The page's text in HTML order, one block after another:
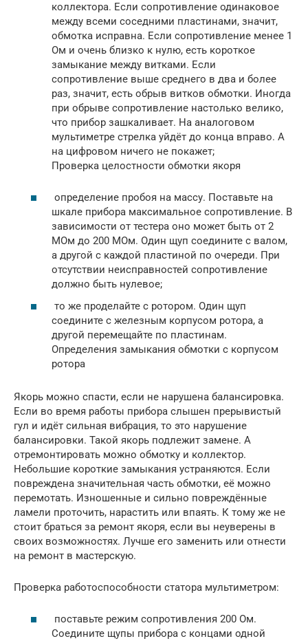
коллектора. Если сопротивление одинаковое
между всеми соседними пластинами, значит,
обмотка исправна. Если сопротивление менее 1
Ом и очень близко к нулю, есть короткое
замыкание между витками. Если
сопротивление выше среднего в два и более
раз, значит, есть обрыв витков обмотки. Иногда
при обрыве сопротивление настолько велико,
что прибор зашкаливает. На аналоговом
мультиметре стрелка уйдёт до конца вправо. А
на цифровом ничего не покажет;
Проверка целостности обмотки якоря
определение пробоя на массу. Поставьте на
шкале прибора максимальное сопротивление. В
зависимости от тестера оно может быть от 2
МОм до 200 МОм. Один щуп соедините с валом,
а другой с каждой пластиной по очереди. При
отсутствии неисправностей сопротивление
должно быть нулевое;
то же проделайте с ротором. Один щуп
соедините с железным корпусом ротора, а
другой перемещайте по пластинам.
Определения замыкания обмотки с корпусом
ротора
Якорь можно спасти, если не нарушена балансировка.
Если во время работы прибора слышен прерывистый
гул и идёт сильная вибрация, то это нарушение
балансировки. Такой якорь подлежит замене. А
отремонтировать можно обмотку и коллектор.
Небольшие короткие замыкания устраняются. Если
повреждена значительная часть обмотки, её можно
перемотать. Изношенные и сильно повреждённые
ламели проточить, нарастить или впаять. К тому же не
стоит браться за ремонт якоря, если вы неуверены в
своих возможностях. Лучше его заменить или отнести
на ремонт в мастерскую.
Проверка работоспособности статора мультиметром:
поставьте режим сопротивления 200 Ом.
Соедините щупы прибора с концами одной